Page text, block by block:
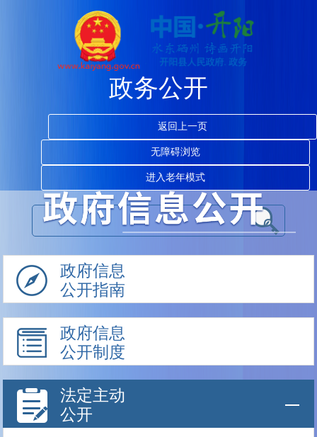
政务公开
返回上一页
无障碍浏览
进入老年模式
政府信息
公开指南
政府信息
公开制度
法定主动
公开